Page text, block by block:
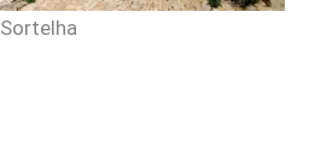
Sortelha